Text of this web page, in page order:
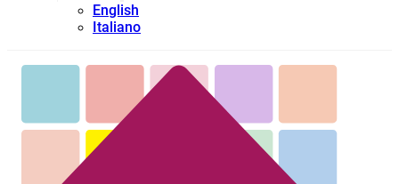
English
Italiano